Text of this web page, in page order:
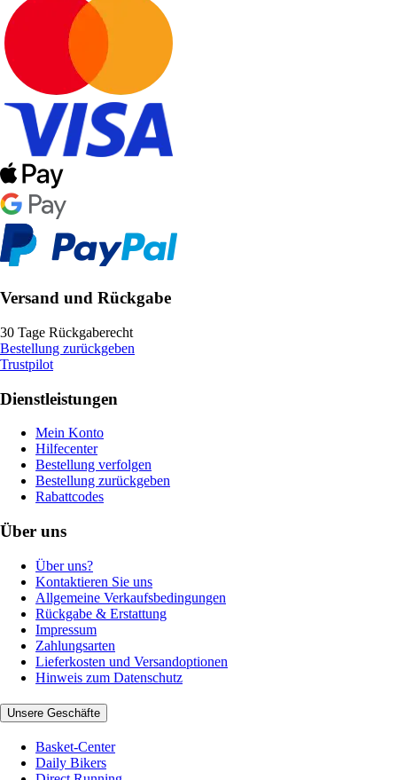
Versand und Rückgabe
30 Tage Rückgaberecht
Bestellung zurückgeben
Trustpilot
Dienstleistungen
Mein Konto
Hilfecenter
Bestellung verfolgen
Bestellung zurückgeben
Rabattcodes
Über uns
Über uns?
Kontaktieren Sie uns
Allgemeine Verkaufsbedingungen
Rückgabe & Erstattung
Impressum
Zahlungsarten
Lieferkosten und Versandoptionen
Hinweis zum Datenschutz
Unsere Geschäfte
Basket-Center
Daily Bikers